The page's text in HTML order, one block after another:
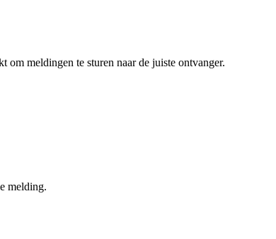
om meldingen te sturen naar de juiste ontvanger.
melding.